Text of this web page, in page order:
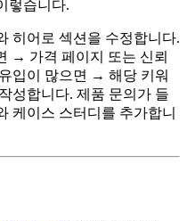
렇습니다.
히어로 섹션을 수정합니다.
→ 가격 페이지 또는 신뢰
입이 많으면 → 해당 키워
성합니다. 제품 문의가 들
케이스 스터디를 추가합니